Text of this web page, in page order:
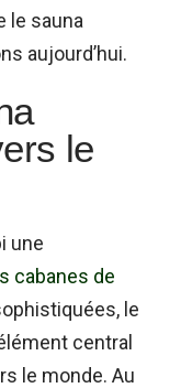
le sauna
aujourd’hui.
le
une
cabanes de
le
central
le monde. Au